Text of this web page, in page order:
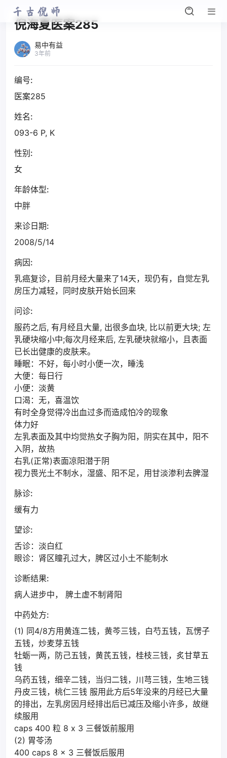
倪海夏医案285
易中有益
3年前
编号:
医案285
姓名:
093-6 P, K
性别:
女
年龄体型:
中胖
来诊日期:
2008/5/14
病因:
乳癌复诊，目前月经大量来了14天，现仍有，自觉左乳
房压力减轻，同时皮肤开始长回来
问诊:
服药之后, 有月经且大量, 出很多血块, 比以前更大块; 左
乳硬块缩小中;每次月经来后, 左乳硬块就缩小，且表面
已长出健康的皮肤来。
睡眠：不好，每小时小便一次，睡浅
大便：每日行
小便：淡黄
口渴：无，喜温饮
有时全身觉得冷出血过多而造成怕冷的现象
体力好
左乳表面及其中均觉热女子胸为阳，阴实在其中，阳不
入阴，故热
右乳(正常)表面凉阳潜于阴
视力畏光土不制水，湿盛、阳不足，用甘淡渗利去脾湿
脉诊:
缓有力
望诊:
舌诊：淡白红
眼诊：肾区瞳孔过大，脾区过小土不能制水
诊断结果:
病人进步中， 脾土虚不制肾阳
中药处方:
(1) 同4/8方用黄连二钱，黄芩三钱，白芍五钱，瓦愣子
五钱，炒麦芽五钱
牡蛎一两，防己五钱，黄芪五钱，桂枝三钱，炙甘草五
钱
乌药五钱，细辛二钱，当归二钱，川芎三钱，生地三钱
丹皮三钱，桃仁三钱 服用此方后5年没来的月经已大量
的排出，左乳房因月经排出后已减压及缩小许多，故继
续服用
caps 400 粒 8 x 3 三餐饭前服用
(2) 胃苓汤
400 caps 8 x 3 三餐饭后服用